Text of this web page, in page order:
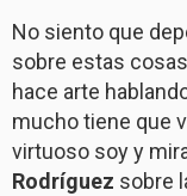
No siento que
sobre estas
hace arte
mucho tiene que
virtuoso soy y
Rodríguez sobre